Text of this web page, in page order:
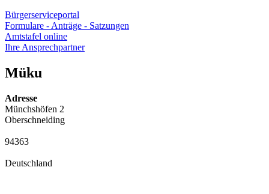
Bürgerserviceportal
Formulare - Anträge - Satzungen
Amtstafel online
Ihre Ansprechpartner
Müku
Adresse
Münchshöfen 2
Oberschneiding
94363
Deutschland